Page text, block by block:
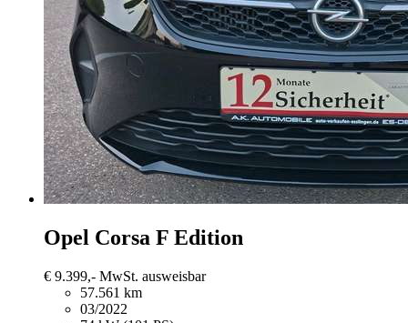
Opel Corsa F Edition
€ 9.399,- MwSt. ausweisbar
57.561 km
03/2022